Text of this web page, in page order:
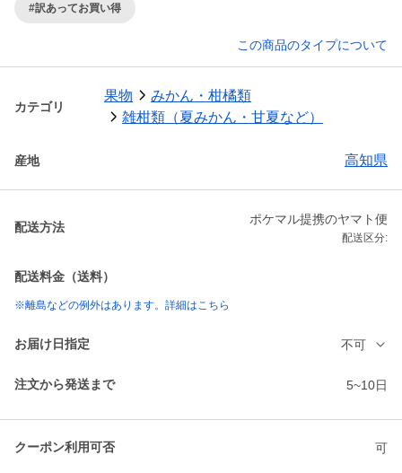
#訳あってお買い得
この商品のタイプについて
カテゴリ
果物
みかん・柑橘類
雑柑類（夏みかん・甘夏など）
産地 高知県
配送方法
ポケマル提携のヤマト便
配送区分:
配送料金（送料）
※離島などの例外はあります。詳細はこちら
お届け日指定 不可
注文から発送まで 5~10日
クーポン利用可否 可